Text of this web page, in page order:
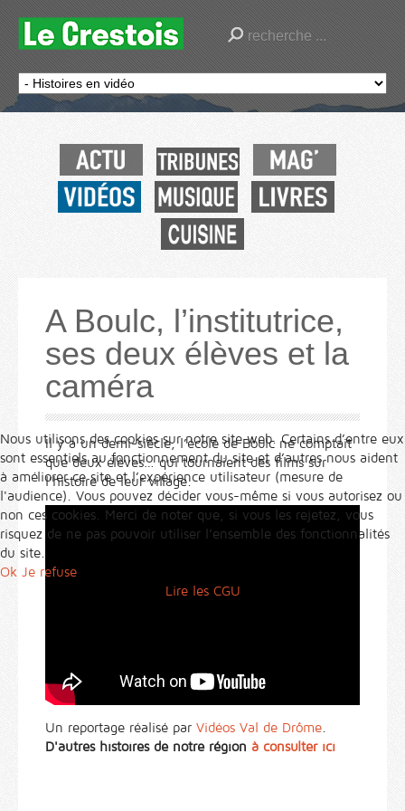
A Boulc, l’institutrice,
ses deux élèves et la
caméra
Il y a un demi-siècle, l’école de Boulc ne comptait
que deux élèves… qui tournaient des films sur
l’histoire de leur village.
Un reportage réalisé par Vidéos Val de Drôme
D'autres histoires de notre région à consulter ici
Nous utilisons des cookies sur notre site web. Certains d’entre eux
sont essentiels au fonctionnement du site et d’autres nous aident
à améliorer ce site et l’expérience utilisateur (mesure de
l'audience). Vous pouvez décider vous-même si vous autorisez ou
non ces cookies. Merci de noter que, si vous les rejetez, vous
risquez de ne pas pouvoir utiliser l’ensemble des fonctionnalités
du site.
Ok Je refuse
Lire les CGU